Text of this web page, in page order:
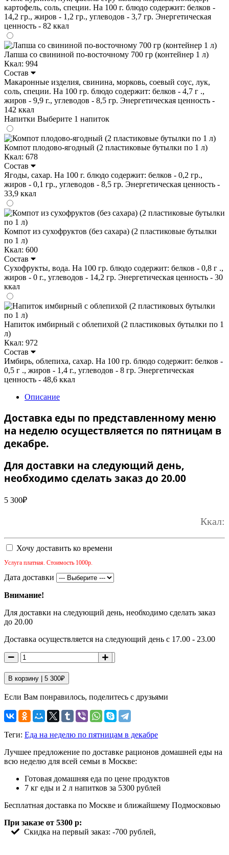
картофель, соль, специи. На 100 г. блюдо содержит: белков -
14,2 гр., жиров - 1,2 гр., углеводов - 3,7 гр. Энергетическая
ценность - 82 ккал
Лапша со свининой по-восточному 700 гр (контейнер 1 л)
Ккал: 994
Состав
Макаронные изделия, свинина, морковь, соевый соус, лук,
соль, специи. На 100 гр. блюдо содержит: белков - 4,7 г .,
жиров - 9,9 г., углеводов - 8,5 гр. Энергетическая ценность -
142 ккал
Напитки Выберите 1 напиток
Компот плодово-ягодный (2 пластиковые бутылки по 1 л)
Ккал: 678
Состав
Ягоды, сахар. На 100 г. блюдо содержит: белков - 0,2 гр.,
жиров - 0,1 гр., углеводов - 8,5 гр. Энергетическая ценность -
33,9 ккал
Компот из сухофруктов (без сахара) (2 пластиковые бутылки
по 1 л)
Ккал: 600
Состав
Сухофрукты, вода. На 100 гр. блюдо содержит: белков - 0,8 г .,
жиров - 0 г., углеводов - 14,2 гр. Энергетическая ценность - 30
ккал
Напиток имбирный с облепихой (2 пластиковых бутылки по 1
л)
Ккал: 972
Состав
Имбирь, облепиха, сахар. На 100 гр. блюдо содержит: белков -
0,5 г ., жиров - 1,4 г., углеводов - 8 гр. Энергетическая
ценность - 48,6 ккал
Описание
Доставка еды по представленному меню
на неделю осуществляется по пятницам в
декабре.
Для доставки на следующий день,
необходимо сделать заказ до 20.00
5 300₽
Ккал:
Хочу доставить ко времени
Услуга платная. Стоимость 1000р.
Дата доставки
Внимание!
Для доставки на следующий день, необходимо сделать заказ
до 20.00
Доставка осуществляется на следующий день с 17.00 - 23.00
В корзину | 5 300₽
Если Вам понравилось, поделитесь с друзьями
Теги: Еда на неделю по пятницам в декабре
Лучшее предложение по доставке рационов домашней еды на
всю неделю для всей семьи в Москве:
Готовая домашняя еда по цене продуктов
7 кг еды и 2 л напитков за 5300 рублей
Бесплатная доставка по Москве и ближайшему Подмосковью
При заказе от 5300 р:
Скидка на первый заказ: -700 рублей,